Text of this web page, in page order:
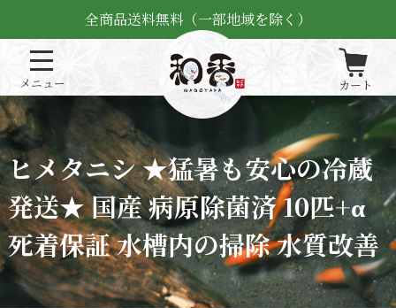
全商品送料無料（一部地域を除く）
ヒメタニシ ★猛暑も安心の冷蔵
発送★ 国産 病原除菌済 10匹+α
死着保証 水槽内の掃除 水質改善